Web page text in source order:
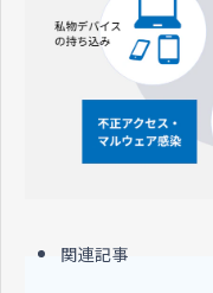
関連記事